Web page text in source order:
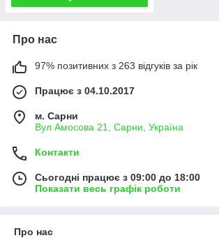
Про нас
97% позитивних з 263 відгуків за рік
Працює з 04.10.2017
м. Сарни
Вул Амосова 21, Сарни, Україна
Контакти
Сьогодні працює з 09:00 до 18:00
Показати весь графік роботи
Про нас